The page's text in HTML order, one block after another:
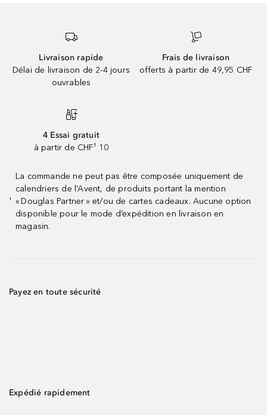
Livraison rapide
Délai de livraison de 2-4 jours
ouvrables
Frais de livraison
offerts à partir de 49,95 CHF
4 Essai gratuit
à partir de CHF¹ 10
¹
La commande ne peut pas être composée uniquement de
calendriers de l’Avent, de produits portant la mention
« Douglas Partner » et/ou de cartes cadeaux. Aucune option
disponible pour le mode d’expédition en livraison en
magasin.
Payez en toute sécurité
Expédié rapidement